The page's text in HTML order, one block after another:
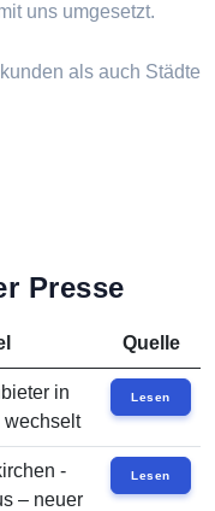
uns umgesetzt.
als auch Städte
Presse
Quelle
in
wechselt
Lesen
-
– neuer
Lesen